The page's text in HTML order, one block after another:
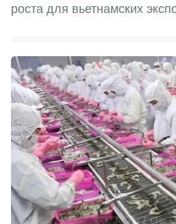
роста для вьетнамских